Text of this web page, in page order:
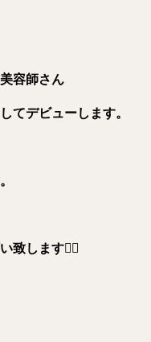
容師さん
てデビューします。
致します🙇‍♀️